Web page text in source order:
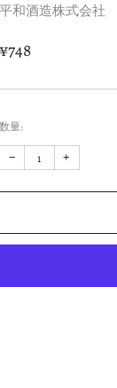
平和酒造株式会社
通
価
格
¥748
数量:
−数
量
減
+数
量
増